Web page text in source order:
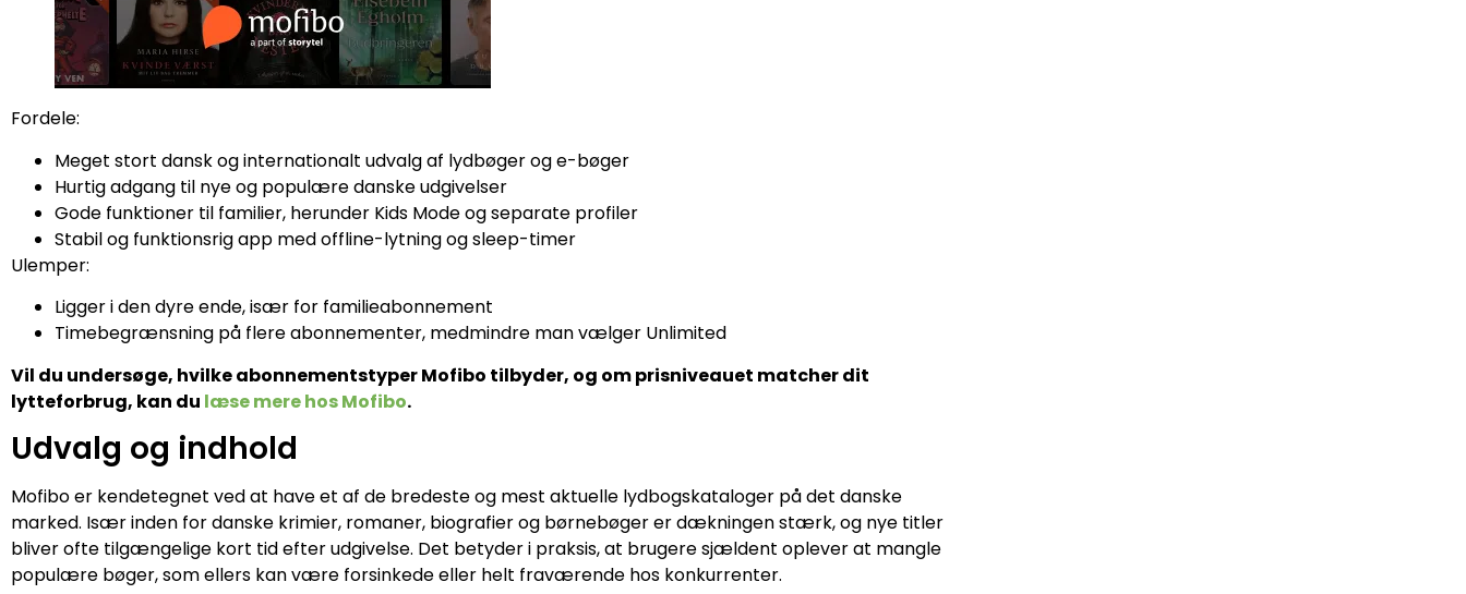
Fordele:
Meget stort dansk og internationalt udvalg af lydbøger og e-bøger
Hurtig adgang til nye og populære danske udgivelser
Gode funktioner til familier, herunder Kids Mode og separate profiler
Stabil og funktionsrig app med offline-lytning og sleep-timer
Ulemper:
Ligger i den dyre ende, især for familieabonnement
Timebegrænsning på flere abonnementer, medmindre man vælger Unlimited
Vil du undersøge, hvilke abonnementstyper Mofibo tilbyder, og om prisniveauet matcher dit
lytteforbrug, kan du læse mere hos Mofibo.
Udvalg og indhold
Mofibo er kendetegnet ved at have et af de bredeste og mest aktuelle lydbogskataloger på det danske
marked. Især inden for danske krimier, romaner, biografier og børnebøger er dækningen stærk, og nye titler
bliver ofte tilgængelige kort tid efter udgivelse. Det betyder i praksis, at brugere sjældent oplever at mangle
populære bøger, som ellers kan være forsinkede eller helt fraværende hos konkurrenter.